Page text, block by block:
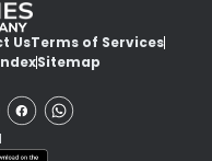
UsTerms of Services
Sitemap